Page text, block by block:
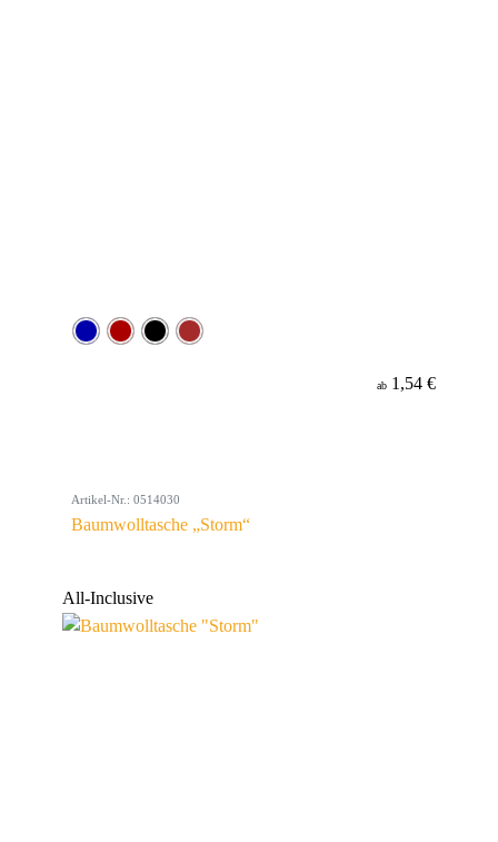
ab 1,54 €
Artikel-Nr.: 0514030
Baumwolltasche „Storm“
All-Inclusive